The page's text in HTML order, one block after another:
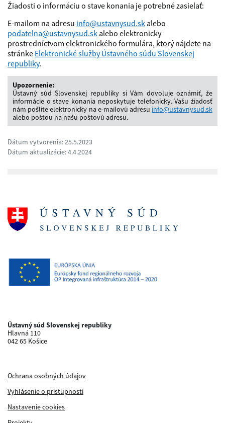
Žiadosti o informáciu o stave konania je potrebné zasielať:
E-mailom na adresu info@ustavnysud.sk alebo
podatelna@ustavnysud.sk alebo elektronicky
prostredníctvom elektronického formulára, ktorý nájdete na
stránke Elektronické služby Ústavného súdu Slovenskej
republiky.
Upozornenie:
Ústavný súd Slovenskej republiky si Vám dovoľuje oznámiť, že
informácie o stave konania neposkytuje telefonicky. Vašu žiadosť
nám pošlite elektronicky na e-mailovú adresu info@ustavnysud.sk
alebo poštou na našu poštovú adresu.
Dátum vytvorenia: 25.5.2023
Dátum aktualizácie: 4.4.2024
Ústavný súd Slovenskej republiky
Hlavná 110
042 65 Košice
Ochrana osobných údajov
Vyhlásenie o prístupnosti
Nastavenie cookies